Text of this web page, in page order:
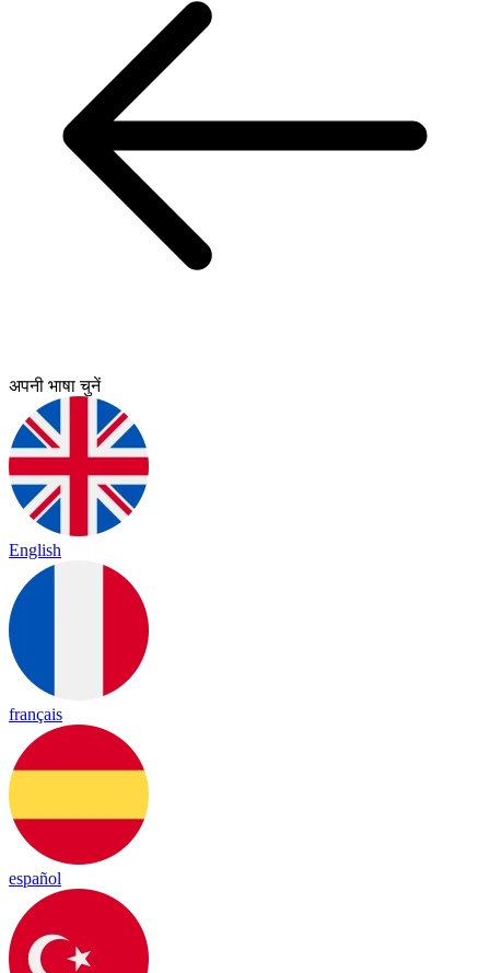
अपनी भाषा चुनें
English
français
español